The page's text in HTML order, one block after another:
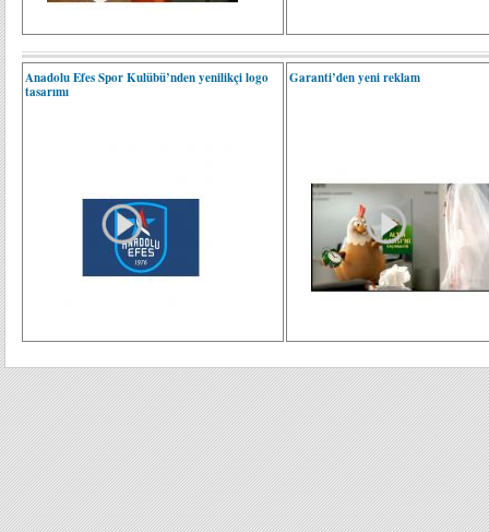
Anadolu Efes Spor Kulübü’nden yenilikçi logo
tasarımı
Garanti’den yeni reklam